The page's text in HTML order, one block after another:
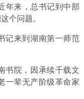
年来，总书记到中部
个问题。
记来到湖南第一师范
书院，因承续千载文
一辈无产阶级革命家